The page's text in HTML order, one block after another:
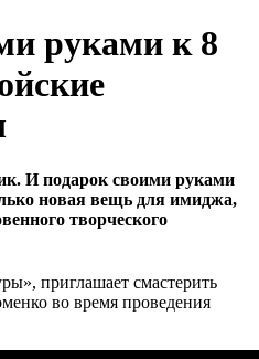
руками к 8
И подарок своими руками
новая вещь для имиджа,
творческого
приглашает смастерить
во время проведения